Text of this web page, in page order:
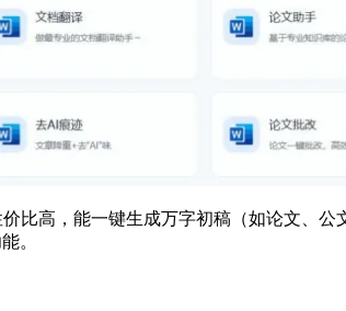
比高，能一键生成万字初稿（如论文、
。